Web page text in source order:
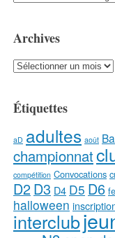
Archives
Archives
Étiquettes
aD adultes août
championnat
compétition Convocations
D2 D3 D4 D5 D6
halloween
interclub